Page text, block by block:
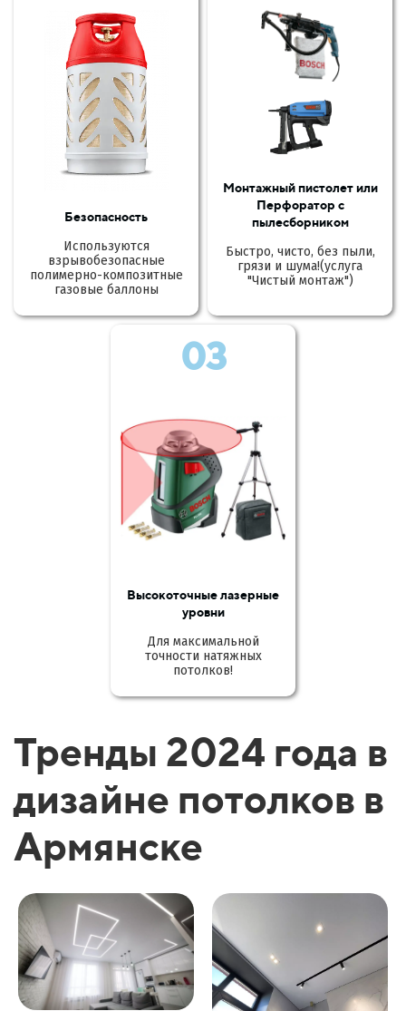
Безопасность
Используются
взрывобезопасные
полимерно-композитные
газовые баллоны
Монтажный пистолет или
Перфоратор с
пылесборником
Быстро, чисто, без пыли,
грязи и шума!(услуга
"Чистый монтаж")
03
Высокоточные лазерные
уровни
Для максимальной
точности натяжных
потолков!
Тренды 2024 года в
дизайне потолков в
Армянске